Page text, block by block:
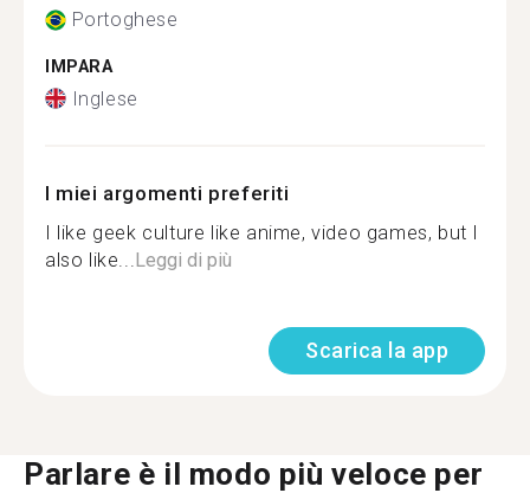
Portoghese
IMPARA
Inglese
I miei argomenti preferiti
I like geek culture like anime, video games, but I
also like... Leggi di più
Scarica la app
Parlare è il modo più veloce per